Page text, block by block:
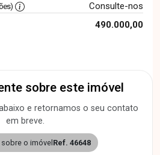
Consulte-nos
490.000,00
sobre este imóvel
e retornamos o seu contato
em breve.
o imóvel Ref. 46648